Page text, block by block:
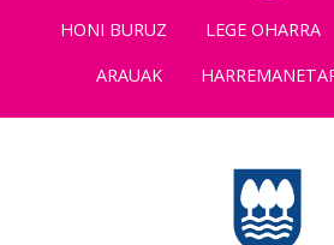
HONI BURUZ LEGE OHARRA
ARAUAK